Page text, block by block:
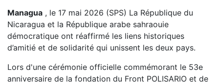
Managua , le 17 mai 2026 (SPS) La République du
Nicaragua et la République arabe sahraouie
démocratique ont réaffirmé les liens historiques
d’amitié et de solidarité qui unissent les deux pays.
Lors d'une cérémonie officielle commémorant le 53e
anniversaire de la fondation du Front POLISARIO et de